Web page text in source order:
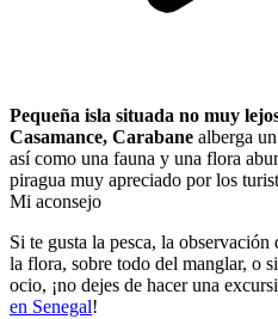
Pequeña isla situada no muy
Casamance, Carabane alberga
así como una fauna y una flora
piragua muy apreciado por los
Mi aconsejo
Si te gusta la pesca, la
la flora, sobre todo del manglar, o
ocio, ¡no dejes de hacer una
en Senegal!